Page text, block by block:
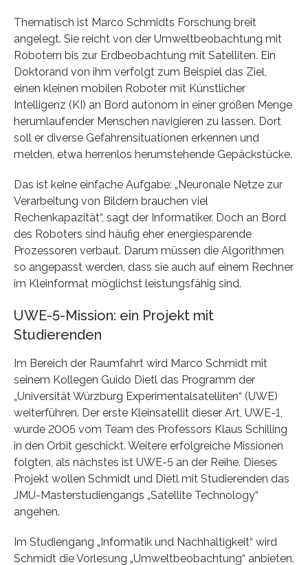
Thematisch ist Marco Schmidts Forschung breit
angelegt. Sie reicht von der Umweltbeobachtung mit
Robotern bis zur Erdbeobachtung mit Satelliten. Ein
Doktorand von ihm verfolgt zum Beispiel das Ziel,
einen kleinen mobilen Roboter mit Künstlicher
Intelligenz (KI) an Bord autonom in einer großen Menge
herumlaufender Menschen navigieren zu lassen. Dort
soll er diverse Gefahrensituationen erkennen und
melden, etwa herrenlos herumstehende Gepäckstücke.
Das ist keine einfache Aufgabe: „Neuronale Netze zur
Verarbeitung von Bildern brauchen viel
Rechenkapazität“, sagt der Informatiker. Doch an Bord
des Roboters sind häufig eher energiesparende
Prozessoren verbaut. Darum müssen die Algorithmen
so angepasst werden, dass sie auch auf einem Rechner
im Kleinformat möglichst leistungsfähig sind.
UWE-5-Mission: ein Projekt mit
Studierenden
Im Bereich der Raumfahrt wird Marco Schmidt mit
seinem Kollegen Guido Dietl das Programm der
„Universität Würzburg Experimentalsatelliten“ (UWE)
weiterführen. Der erste Kleinsatellit dieser Art, UWE-1,
wurde 2005 vom Team des Professors Klaus Schilling
in den Orbit geschickt. Weitere erfolgreiche Missionen
folgten, als nächstes ist UWE-5 an der Reihe. Dieses
Projekt wollen Schmidt und Dietl mit Studierenden das
JMU-Masterstudiengangs „Satellite Technology“
angehen.
Im Studiengang „Informatik und Nachhaltigkeit“ wird
Schmidt die Vorlesung „Umweltbeobachtung“ anbieten.